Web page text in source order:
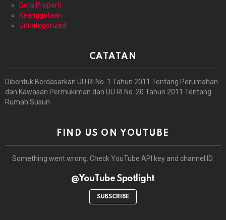
Data Properti
Keanggotaan
Uncategorized
CATATAN
Dibentuk Berdasarkan UU RI No. 1 Tahun 2011 Tentang Perumahan
dan Kawasan Permukiman dan UU RI No. 20 Tahun 2011 Tentang
Rumah Susun
FIND US ON YOUTUBE
Something went wrong. Check YouTube API key and channel ID.
@YouTube Spotlight
SUBSCRIBE